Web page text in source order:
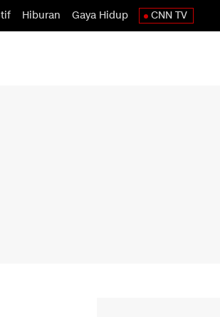
Hiburan Gaya Hidup CNN TV